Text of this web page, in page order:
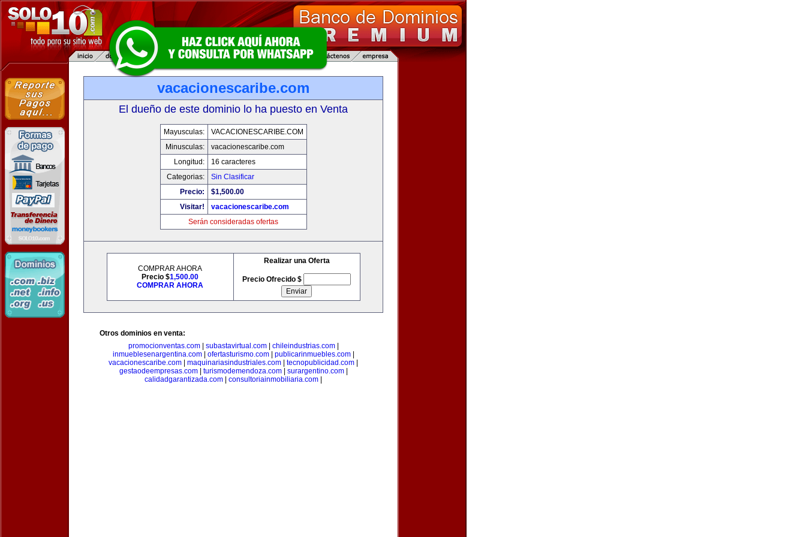
vacacionescaribe.com
El dueño de este dominio lo ha puesto en Venta
Mayusculas:
VACACIONESCARIBE.COM
Minusculas:
vacacionescaribe.com
Longitud:
16 caracteres
Categorias:
Sin Clasificar
Precio:
$1,500.00
Visitar!
vacacionescaribe.com
Serán consideradas ofertas
COMPRAR AHORA
Precio $1,500.00
COMPRAR AHORA
Realizar una Oferta
Precio Ofrecido $
Otros dominios en venta:
promocionventas.com| subastavirtual.com| chileindustrias.com|
inmueblesenargentina.com| ofertasturismo.com| publicarinmuebles.com|
vacacionescaribe.com
maquinariasindustriales.com tecnopublicidad.com
gestaodeempresas.com| turismodemendoza.com| surargentino.com|
calidadgarantizada.com
consultoriainmobiliaria.com